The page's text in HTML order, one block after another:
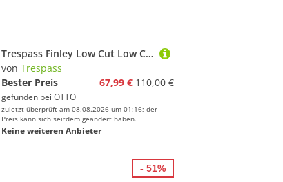
Trespass Finley Low Cut Low Cut Hiking Shoe Sneaker
von Trespass
Bester Preis
67,99 € 110,00 €
gefunden bei OTTO
zuletzt überprüft am 08.08.2026 um 01:16; der
Preis kann sich seitdem geändert haben.
Keine weiteren Anbieter
- 51%